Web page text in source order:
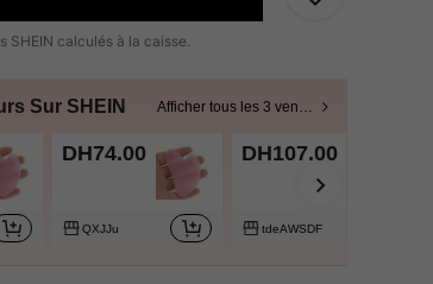
SHEIN calculés à la caisse.
Sur SHEIN Afficher tous les 3 vendeurs
DH74.00
QXJJu
DH107.00
tdeAWSDF